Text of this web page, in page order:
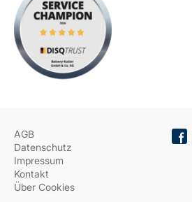
AGB
Datenschutz
Impressum
Kontakt
Über Cookies